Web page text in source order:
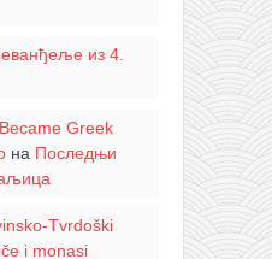
из 4.
Greek
на Последњи
Tvrdoški
i monasi